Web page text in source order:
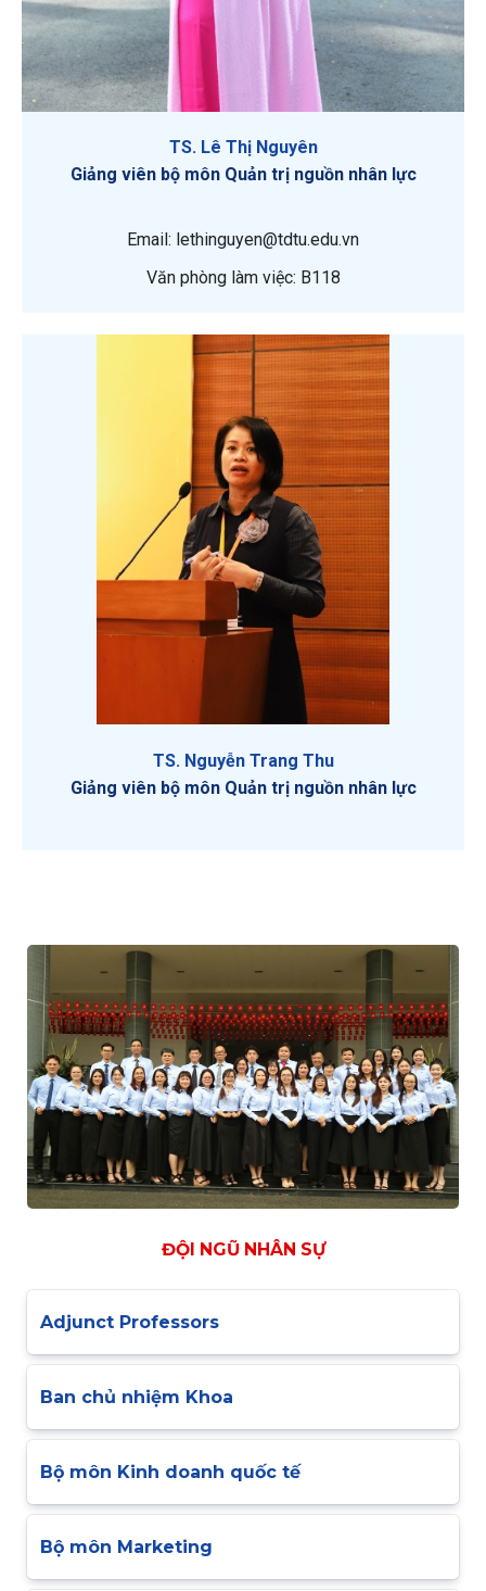
TS. Lê Thị Nguyên
Giảng viên bộ môn Quản trị nguồn nhân lực
Email: lethinguyen@tdtu.edu.vn
Văn phòng làm việc: B118
TS. Nguyễn Trang Thu
Giảng viên bộ môn Quản trị nguồn nhân lực
ĐỘI NGŨ NHÂN SỰ
Adjunct Professors
Ban chủ nhiệm Khoa
Bộ môn Kinh doanh quốc tế
Bộ môn Marketing